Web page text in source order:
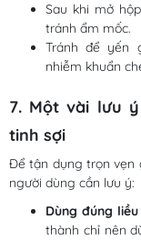
Sau khi mở
tránh ẩm mốc.
Tránh để yến
nhiễm khuẩn
7. Một vài lưu
tinh sợi
Để tận dụng trọn vẹn
người dùng cần lưu ý:
Dùng đúng
thành chỉ nên